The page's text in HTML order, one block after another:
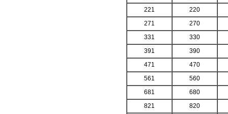
221
220
271
270
331
330
391
390
471
470
561
560
681
680
821
820